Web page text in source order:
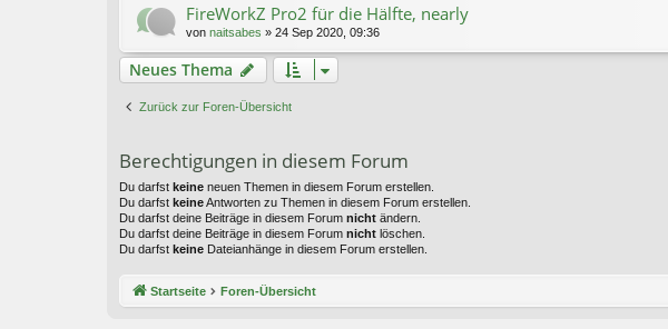
FireWorkZ Pro2 für die Hälfte, nearly
von naitsabes » 24 Sep 2020, 09:36
Neues Thema
Zurück zur Foren-Übersicht
Berechtigungen in diesem Forum
Du darfst keine neuen Themen in diesem Forum erstellen.
Du darfst keineAntworten zu Themen in diesem Forum erstellen.
Du darfst deine Beiträge in diesem Forum nicht ändern.
Du darfst deine Beiträge in diesem Forum nicht löschen.
Du darfst keine Dateianhänge in diesem Forum erstellen.
Startseite Foren-Übersicht